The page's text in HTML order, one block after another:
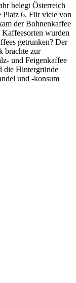
belegt Österreich
6. Für viele von
der Bohnenkaffee
wurden
getrunken? Der
brachte zur
und Feigenkaffee
die Hintergründe
und -konsum